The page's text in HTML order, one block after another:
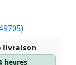
livraison
heures